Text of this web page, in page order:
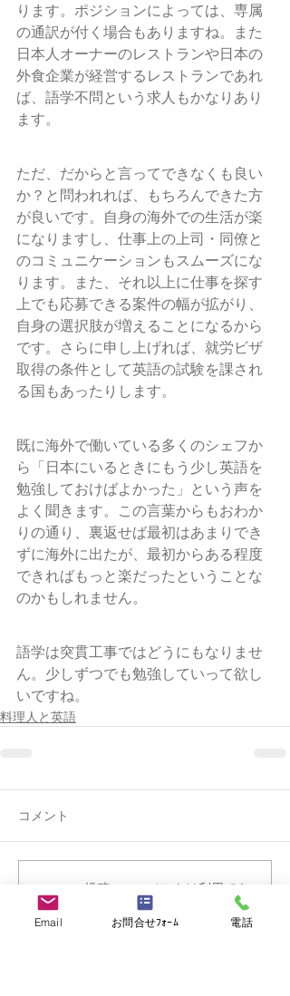
ります。ポジションによっては、専属
の通訳が付く場合もありますね。また
日本人オーナーのレストランや日本の
外食企業が経営するレストランであれ
ば、語学不問という求人もかなりあり
ます。
ただ、だからと言ってできなくも良い
か？と問われれば、もちろんできた方
が良いです。自身の海外での生活が楽
になりますし、仕事上の上司・同僚と
のコミュニケーションもスムーズにな
ります。また、それ以上に仕事を探す
上でも応募できる案件の幅が拡がり、
自身の選択肢が増えることになるから
です。さらに申し上げれば、就労ビザ
取得の条件として英語の試験を課され
る国もあったりします。
既に海外で働いている多くのシェフか
ら「日本にいるときにもう少し英語を
勉強しておけばよかった」という声を
よく聞きます。この言葉からもおわか
りの通り、裏返せば最初はあまりでき
ずに海外に出たが、最初からある程度
できればもっと楽だったということな
のかもしれません。
語学は突貫工事ではどうにもなりませ
ん。少しずつでも勉強していって欲し
いですね。
料理人と英語
コメント
この投稿へのコメントは利用でき
なくなりました。詳細はサイト所
有者にお問い合わせください。
Email お問合せﾌｫｰﾑ 電話